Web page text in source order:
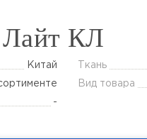
КЛ
Китай Ткань
Вид товара
-